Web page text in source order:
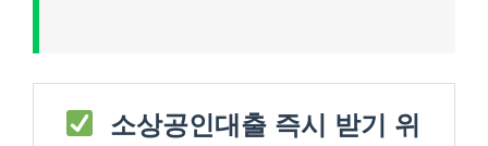
소상공인대출 즉시 받기 위